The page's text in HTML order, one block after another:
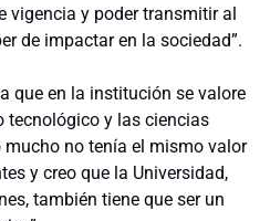
vigencia y poder transmitir al
de impactar en la sociedad”.
que en la institución se valore
tecnológico y las ciencias
mucho no tenía el mismo valor
y creo que la Universidad,
también tiene que ser un